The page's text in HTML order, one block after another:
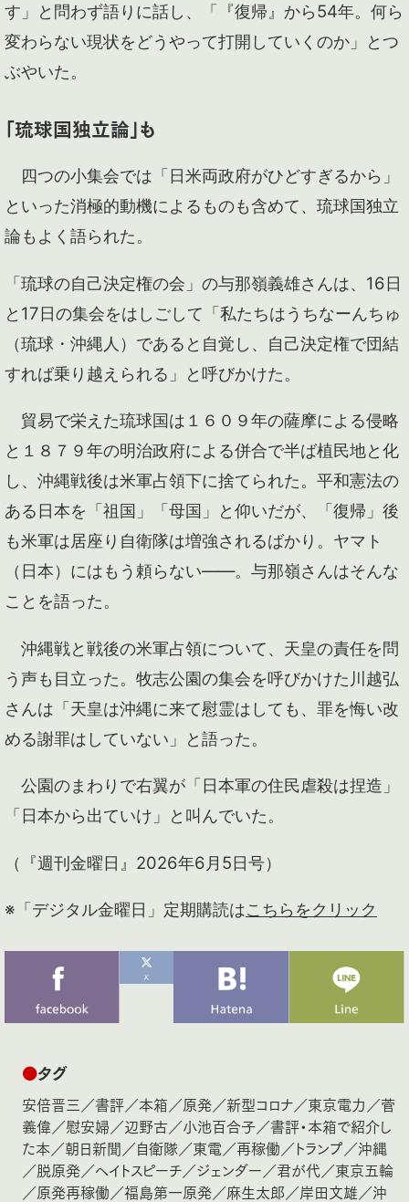
す」と問わず語りに話し、「『復帰』から54年。何ら
変わらない現状をどうやって打開していくのか」とつ
ぶやいた。
「琉球国独立論」も
四つの小集会では「日米両政府がひどすぎるから」
といった消極的動機によるものも含めて、琉球国独立
論もよく語られた。
「琉球の自己決定権の会」の与那嶺義雄さんは、16日
と17日の集会をはしごして「私たちはうちなーんちゅ
（琉球・沖縄人）であると自覚し、自己決定権で団結
すれば乗り越えられる」と呼びかけた。
貿易で栄えた琉球国は１６０９年の薩摩による侵略
と１８７９年の明治政府による併合で半ば植民地と化
し、沖縄戦後は米軍占領下に捨てられた。平和憲法の
ある日本を「祖国」「母国」と仰いだが、「復帰」後
も米軍は居座り自衛隊は増強されるばかり。ヤマト
（日本）にはもう頼らない――。与那嶺さんはそんな
ことを語った。
沖縄戦と戦後の米軍占領について、天皇の責任を問
う声も目立った。牧志公園の集会を呼びかけた川越弘
さんは「天皇は沖縄に来て慰霊はしても、罪を悔い改
める謝罪はしていない」と語った。
公園のまわりで右翼が「日本軍の住民虐殺は捏造」
「日本から出ていけ」と叫んでいた。
（『週刊金曜日』2026年6月5日号）
※「デジタル金曜日」定期購読はこちらをクリック
●タグ
安倍晋三 ／書評／本箱／原発／新型コロナ／東京電力 ／菅
義偉／慰安婦／辺野古／小池百合子／書評・本箱で紹介し
た本／朝日新聞／自衛隊／東電／再稼働／トランプ／沖縄
／脱原発／ヘイトスピーチ／ジェンダー／君が代／東京五輪
／原発再稼働／福島第一原発／麻生太郎／岸田文雄／沖